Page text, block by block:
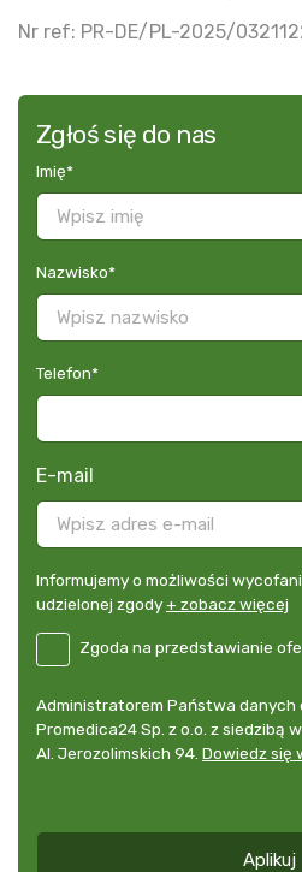
Nr ref: PR-DE/PL-2025/
Zgłoś się do nas
Imię*
Nazwisko*
Telefon*
E-mail
Informujemy
o
wycofania
dowolnym
momencie
udzielonej
Informujemy o możliwości
udzielonej zgody+ zobacz więcej
DE
przedstawianie
Zgoda na przedstawianie
Administrator
danych
osobowych
Administratorem Państwa danych
Promedica24 Sp. z o.o. z siedzibą
Al. Jerozolimskich 94. Dowiedz się
Aplikuj